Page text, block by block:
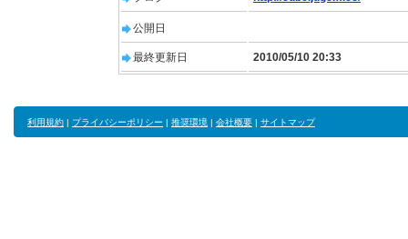
公開日
最終更新日 2010/05/10 20:33
利用規約 | プライバシーポリシー | 推奨環境 | 会社概要 | サイトマップ